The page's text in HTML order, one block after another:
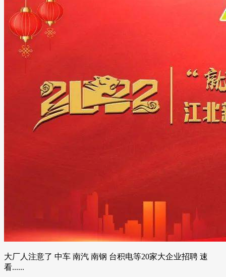
大厂人注意了 中车 南汽 南钢 台积电等20家大企业招聘 速
看......